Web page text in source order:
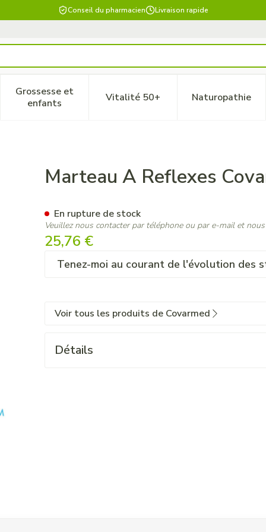
Conseil du pharmacien Livraison rapide
Beauté, soins et hygiène
menu pour la catégorie Régime, alimentation &
Grossesse et
enfantsAfficher le sous-menu pour la catégorie
Vitalité 50+Afficher le sous-menu pour la
Naturopathie
Afficher
Marteau A Reflexes
25,76 €
Tenez-moi au courant de l'évolution des
En rupture de stock
Veuillez nous contacter par téléphone ou par e-mail et
Voir tous les produits de Covarmed
Détails